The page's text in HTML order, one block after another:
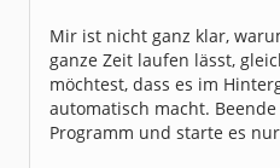
Mir ist nicht ganz klar,
ganze Zeit laufen lässt,
möchtest, dass es im
automatisch macht.
Programm und starte es